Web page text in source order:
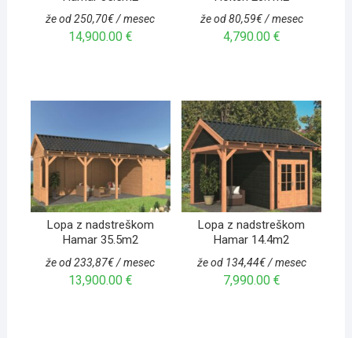
že od 250,70€ / mesec
14,900.00 €
že od 80,59€ / mesec
4,790.00 €
Lopa z nadstreškom
Hamar 35.5m2
že od 233,87€ / mesec
13,900.00 €
Lopa z nadstreškom
Hamar 14.4m2
že od 134,44€ / mesec
7,990.00 €